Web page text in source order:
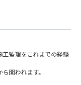
工監理をこれまでの経験
関われます。